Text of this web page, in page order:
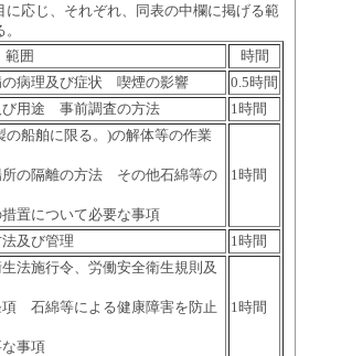
応じ、それぞれ、同表の中欄に掲げる範
範囲
時間
病理及び症状 喫煙の影響
0.5時間
び用途 事前調査の方法 1時間
船舶に限る。)の解体等の作業
の隔離の方法 その他石綿等の
置について必要な事項
1時間
及び管理 1時間
法施行令、労働安全衛生規則及
石綿等による健康障害を防止
事項
1時間